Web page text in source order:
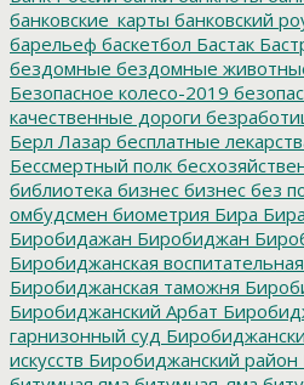
банковские_карты банковский
барельеф баскетбол Бастак
бездомные бездомные
Безопасное колесо-2019
качественные дороги
Берл Лазар бесплатные
Бессмертный полк
библиотека бизнес бизнес без
омбудсмен биометрия Бира
Биробидажан Биробиджан
Биробиджанская
Биробиджанская таможня
Биробиджанский Арбат
гарнизонный суд
искусств Биробиджанский район